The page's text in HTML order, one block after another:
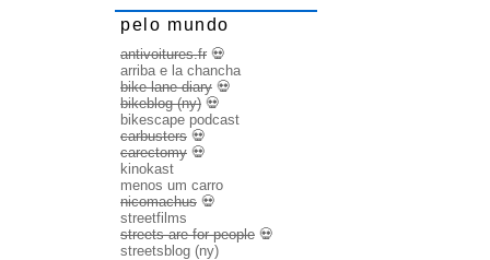
pelo mundo
antivoitures.fr 💀
arriba e la chancha
bike lane diary 💀
bikeblog (ny) 💀
bikescape podcast
carbusters 💀
carectomy 💀
kinokast
menos um carro
nicomachus 💀
streetfilms
streets are for people 💀
streetsblog (ny)